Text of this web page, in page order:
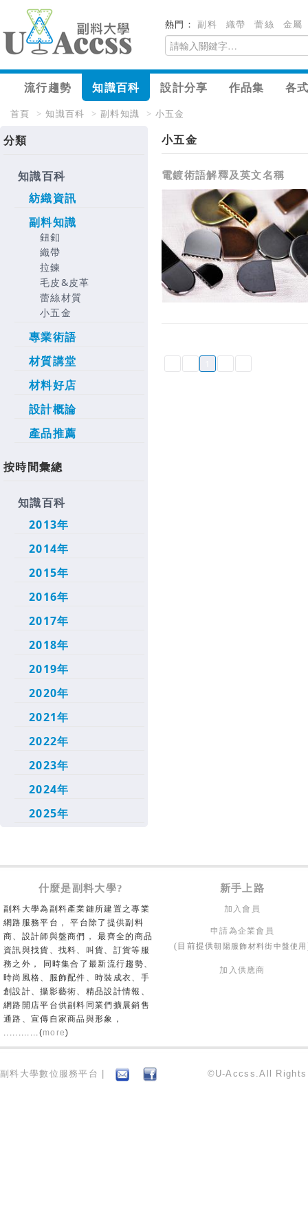
熱門：副料 織帶 蕾絲 金屬
流行趨勢 知識百科 設計分享 作品集 各
首頁 > 知識百科 > 副料知識 > 小五金
分類
知識百科
紡織資訊
副料知識
鈕釦
織帶
拉鍊
毛皮&皮革
蕾絲材質
小五金
專業術語
材質講堂
材料好店
設計概論
產品推薦
按時間彙總
知識百科
2013年
2014年
2015年
2016年
2017年
2018年
2019年
2020年
2021年
2022年
2023年
2024年
2025年
小五金
電鍍術語解釋及英文名稱
什麼是副料大學? 新手上路
副料大學為副料產業鏈所建置之專業
網路服務平台， 平台除了提供副料
商、設計師與盤商們， 最齊全的商品
資訊與找貨、找料、叫貨、訂貨等服
務之外， 同時集合了最新流行趨勢、
時尚風格、服飾配件、時裝成衣、手
創設計、攝影藝術、精品設計情報、
網路開店平台供副料同業們擴展銷售
通路、宣傳自家商品與形象，
............(more)
加入會員
申請為企業會員
(目前提供朝陽服飾材料街中盤使用
加入供應商
副料大學數位服務平台 | ©U-Accss.All Rights